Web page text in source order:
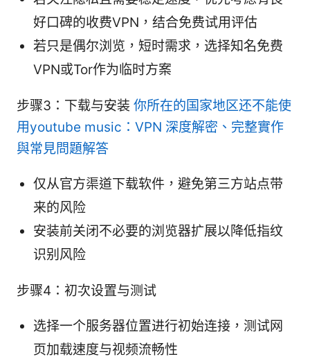
好口碑的收费VPN，结合免费试用评估
若只是偶尔浏览，短时需求，选择知名免费
VPN或Tor作为临时方案
步骤3：下载与安装 你所在的国家地区还不能使
用youtube music：VPN 深度解密、完整實作
與常見問題解答
仅从官方渠道下载软件，避免第三方站点带
来的风险
安装前关闭不必要的浏览器扩展以降低指纹
识别风险
步骤4：初次设置与测试
选择一个服务器位置进行初始连接，测试网
页加载速度与视频流畅性